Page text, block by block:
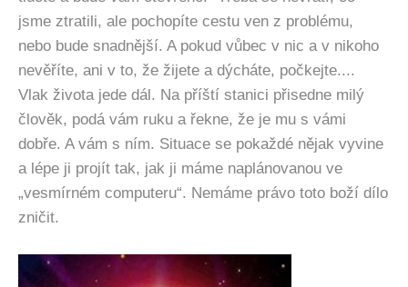
jsme ztratili, ale pochopíte cestu ven z problému,
nebo bude snadnější. A pokud vůbec v nic a v nikoho
nevěříte, ani v to, že žijete a dýcháte, počkejte....
Vlak života jede dál. Na příští stanici přisedne milý
člověk, podá vám ruku a řekne, že je mu s vámi
dobře. A vám s ním. Situace se pokaždé nějak vyvine
a lépe ji projít tak, jak ji máme naplánovanou ve
„vesmírném computeru“. Nemáme právo toto boží dílo
zničit.